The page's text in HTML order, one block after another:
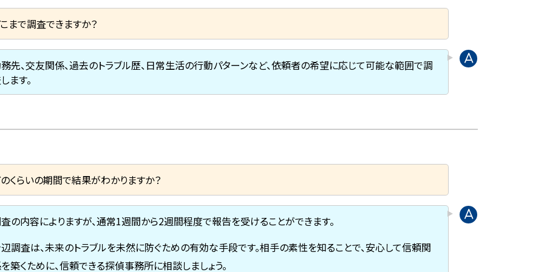
まで調査できますか？
先、交友関係、過去のトラブル歴、日常生活の行動パターンなど、依頼者の希望に応じて可能な範囲で調
ます。
くらいの期間で結果がわかりますか？
の内容によりますが、通常1週間から2週間程度で報告を受けることができます。
調査は、未来のトラブルを未然に防ぐための有効な手段です。相手の素性を知ることで、安心して信頼関
築くために、信頼できる探偵事務所に相談しましょう。